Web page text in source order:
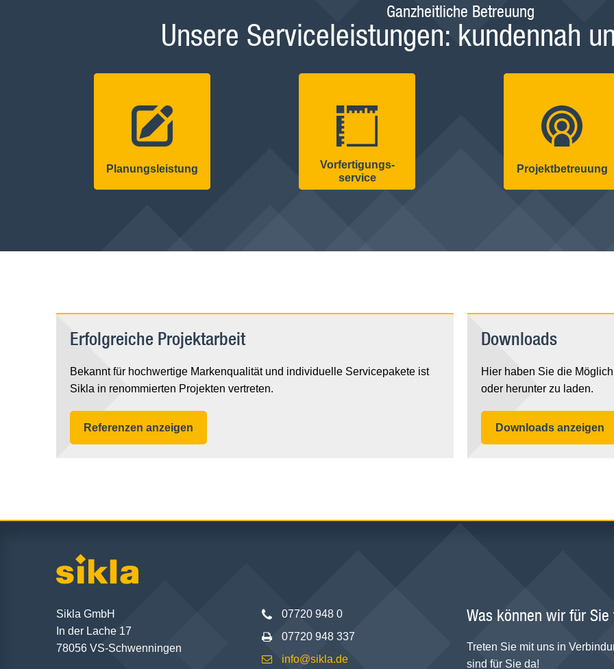
Ganzheitliche Betreuung
Unsere Serviceleistungen: kundennah
Planungs­leistung
Vorfertigungs­
service
Projekt­betreuung
Erfolgreiche Projektarbeit
Bekannt für hochwertige Markenqualität und individuelle Servicepakete ist
Sikla in renommierten Projekten vertreten.
Referenzen anzeigen
Downloads
Hier haben Sie die
oder herunter zu laden.
Downloads anzeigen
Sikla GmbH
In der Lache 17
78056 VS-Schwenningen
07720 948 0
07720 948 337
info@sikla.de
Was können wir für Sie
Treten Sie mit uns in
sind für Sie da!